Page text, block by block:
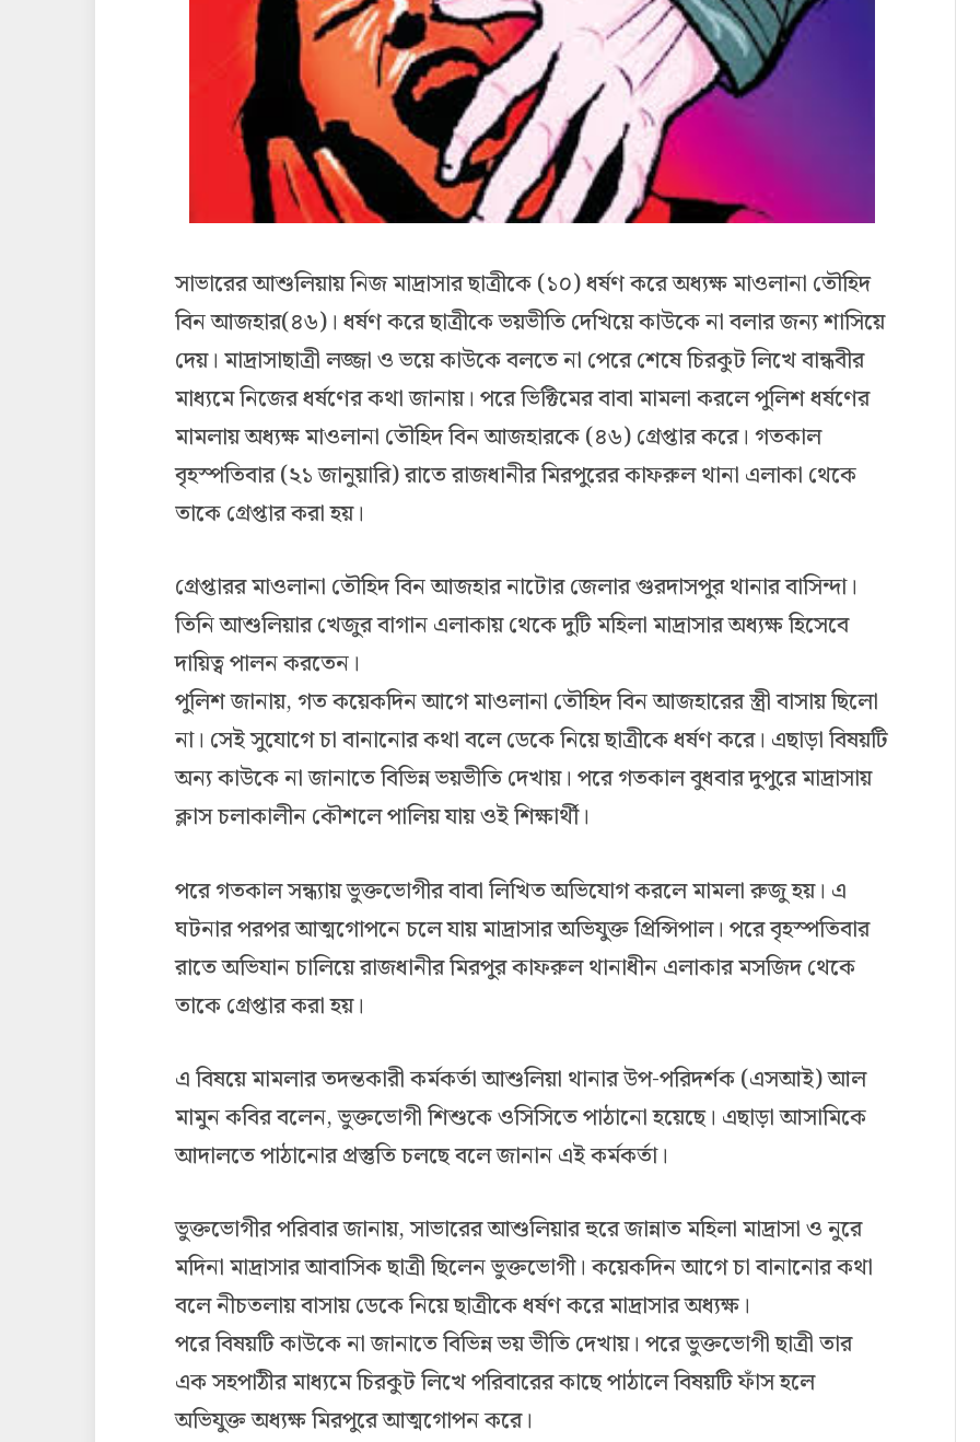
সাভারের আশুলিয়ায় নিজ মাদ্রাসার ছাত্রীকে (১০) ধর্ষণ করে অধ্যক্ষ মাওলানা তৌহিদ
বিন আজহার(৪৬)। ধর্ষণ করে ছাত্রীকে ভয়ভীতি দেখিয়ে কাউকে না বলার জন্য শাসিয়ে
দেয়। মাদ্রাসাছাত্রী লজ্জা ও ভয়ে কাউকে বলতে না পেরে শেষে চিরকুট লিখে বান্ধবীর
মাধ্যমে নিজের ধর্ষণের কথা জানায়। পরে ভিক্টিমের বাবা মামলা করলে পুলিশ ধর্ষণের
মামলায় অধ্যক্ষ মাওলানা তৌহিদ বিন আজহারকে (৪৬) গ্রেপ্তার করে। গতকাল
বৃহস্পতিবার (২১ জানুয়ারি) রাতে রাজধানীর মিরপুরের কাফরুল থানা এলাকা থেকে
তাকে গ্রেপ্তার করা হয়।
গ্রেপ্তারর মাওলানা তৌহিদ বিন আজহার নাটোর জেলার গুরদাসপুর থানার বাসিন্দা।
তিনি আশুলিয়ার খেজুর বাগান এলাকায় থেকে দুটি মহিলা মাদ্রাসার অধ্যক্ষ হিসেবে
দায়িত্ব পালন করতেন।
পুলিশ জানায়, গত কয়েকদিন আগে মাওলানা তৌহিদ বিন আজহারের স্ত্রী বাসায় ছিলো
না। সেই সুযোগে চা বানানোর কথা বলে ডেকে নিয়ে ছাত্রীকে ধর্ষণ করে। এছাড়া বিষয়টি
অন্য কাউকে না জানাতে বিভিন্ন ভয়ভীতি দেখায়। পরে গতকাল বুধবার দুপুরে মাদ্রাসায়
ক্লাস চলাকালীন কৌশলে পালিয় যায় ওই শিক্ষার্থী।
পরে গতকাল সন্ধ্যায় ভুক্তভোগীর বাবা লিখিত অভিযোগ করলে মামলা রুজু হয়। এ
ঘটনার পরপর আত্মগোপনে চলে যায় মাদ্রাসার অভিযুক্ত প্রিন্সিপাল। পরে বৃহস্পতিবার
রাতে অভিযান চালিয়ে রাজধানীর মিরপুর কাফরুল থানাধীন এলাকার মসজিদ থেকে
তাকে গ্রেপ্তার করা হয়।
এ বিষয়ে মামলার তদন্তকারী কর্মকর্তা আশুলিয়া থানার উপ-পরিদর্শক (এসআই) আল
মামুন কবির বলেন, ভুক্তভোগী শিশুকে ওসিসিতে পাঠানো হয়েছে। এছাড়া আসামিকে
আদালতে পাঠানোর প্রস্তুতি চলছে বলে জানান এই কর্মকর্তা।
ভুক্তভোগীর পরিবার জানায়, সাভারের আশুলিয়ার হুরে জান্নাত মহিলা মাদ্রাসা ও নুরে
মদিনা মাদ্রাসার আবাসিক ছাত্রী ছিলেন ভুক্তভোগী। কয়েকদিন আগে চা বানানোর কথা
বলে নীচতলায় বাসায় ডেকে নিয়ে ছাত্রীকে ধর্ষণ করে মাদ্রাসার অধ্যক্ষ।
পরে বিষয়টি কাউকে না জানাতে বিভিন্ন ভয় ভীতি দেখায়। পরে ভুক্তভোগী ছাত্রী তার
এক সহপাঠীর মাধ্যমে চিরকুট লিখে পরিবারের কাছে পাঠালে বিষয়টি ফাঁস হলে
অভিযুক্ত অধ্যক্ষ মিরপুরে আত্মগোপন করে।